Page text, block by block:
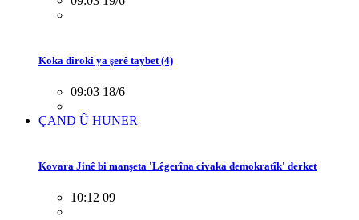
Koka dîrokî ya şerê taybet (4)
09:03 18/6
ÇAND Û HUNER
Kovara Jinê bi manşeta 'Lêgerîna civaka demokratîk' derket
10:12 09